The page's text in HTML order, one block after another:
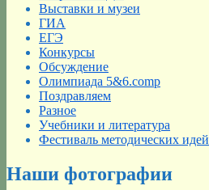
Выставки и музеи
ГИА
ЕГЭ
Конкурсы
Обсуждение
Олимпиада 5&6.comp
Поздравляем
Разное
Учебники и литература
Фестиваль методических идей
Наши фотографии